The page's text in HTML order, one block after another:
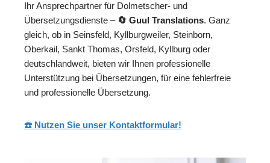
Ihr Ansprechpartner für Dolmetscher- und
Übersetzungsdienste – 🔄 Guul Translations. Ganz
gleich, ob in Seinsfeld, Kyllburgweiler, Steinborn,
Oberkail, Sankt Thomas, Orsfeld, Kyllburg oder
deutschlandweit, bieten wir Ihnen professionelle
Unterstützung bei Übersetzungen, für eine fehlerfreie
und professionelle Übersetzung.
☎️ Nutzen Sie unser Kontaktformular!